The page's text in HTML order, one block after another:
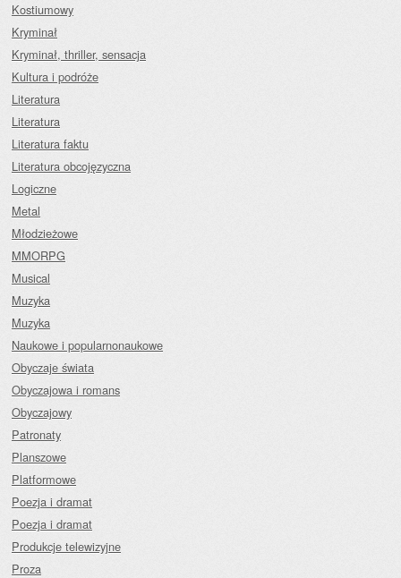
Kostiumowy
Kryminał
Kryminał, thriller, sensacja
Kultura i podróże
Literatura
Literatura
Literatura faktu
Literatura obcojęzyczna
Logiczne
Metal
Młodzieżowe
MMORPG
Musical
Muzyka
Muzyka
Naukowe i popularnonaukowe
Obyczaje świata
Obyczajowa i romans
Obyczajowy
Patronaty
Planszowe
Platformowe
Poezja i dramat
Poezja i dramat
Produkcje telewizyjne
Proza